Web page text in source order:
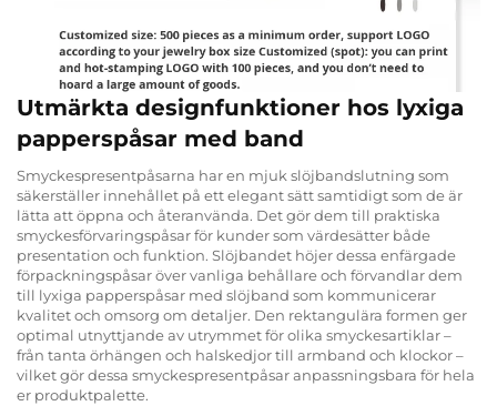
Utmärkta designfunktioner hos lyxiga
papperspåsar med band
Smyckespresentpåsarna har en mjuk slöjbandslutning som
säkerställer innehållet på ett elegant sätt samtidigt som de är
lätta att öppna och återanvända. Det gör dem till praktiska
smyckesförvaringspåsar för kunder som värdesätter både
presentation och funktion. Slöjbandet höjer dessa enfärgade
förpackningspåsar över vanliga behållare och förvandlar dem
till lyxiga papperspåsar med slöjband som kommunicerar
kvalitet och omsorg om detaljer. Den rektangulära formen ger
optimal utnyttjande av utrymmet för olika smyckesartiklar –
från tanta örhängen och halskedjor till armband och klockor –
vilket gör dessa smyckespresentpåsar anpassningsbara för hela
er produktpalette.